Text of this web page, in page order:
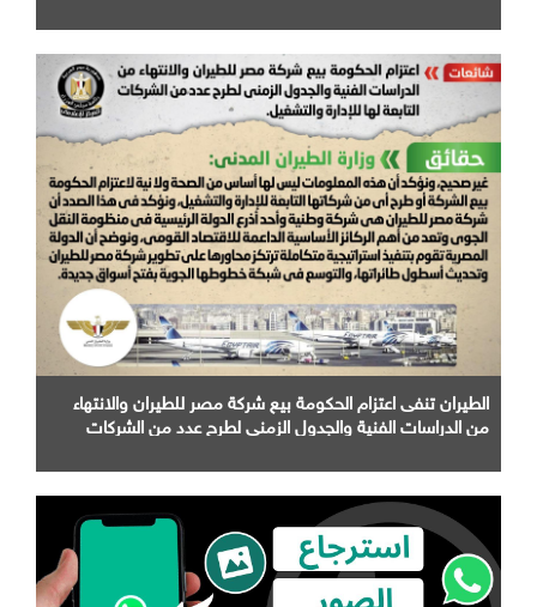
الطيران تنفى اعتزام الحكومة بيع شركة مصر للطيران والانتهاء
من الدراسات الفنية والجدول الزمني لطرح عدد من الشركات